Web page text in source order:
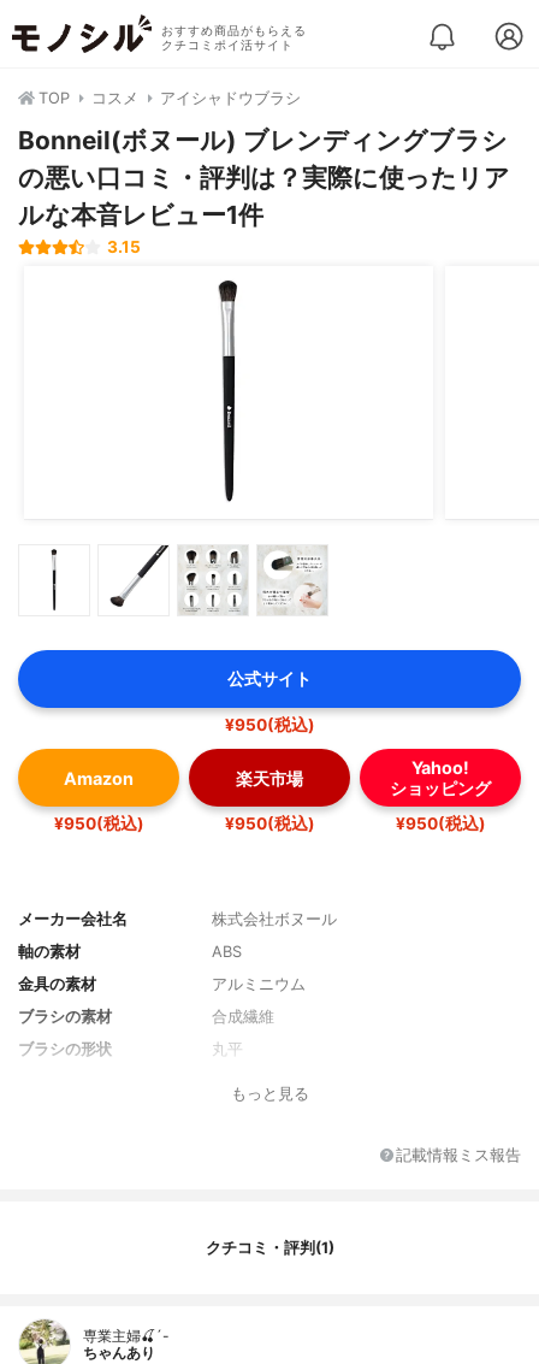
おすすめ商品がもらえる
クチコミポイ活サイト
TOP コスメ アイシャドウブラシ
Bonneil(ボヌール) ブレンディングブラシ
の悪い口コミ・評判は？実際に使ったリア
ルな本音レビュー1件
3.15
公式サイト
¥950(税込)
Amazon
¥950(税込)
楽天市場
¥950(税込)
Yahoo!
ショッピング
¥950(税込)
メーカー会社名
株式会社ボヌール
軸の素材
ABS
金具の素材
アルミニウム
ブラシの素材
合成繊維
ブラシの形状
丸平
ブレンディング向け
もっと見る
記載情報ミス報告
クチコミ・評判(1)
専業主婦🍒´-
ちゃんあり